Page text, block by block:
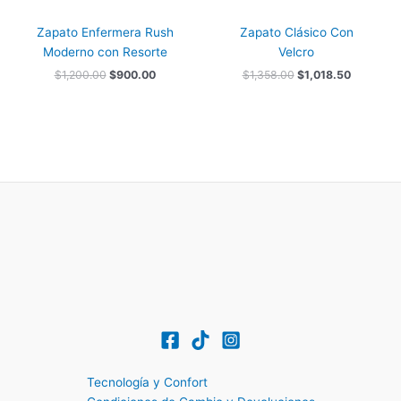
Zapato Enfermera Rush
Moderno con Resorte
$1,200.00 $900.00
Zapato Clásico Con
Velcro
$1,358.00 $1,018.50
Tecnología y Confort